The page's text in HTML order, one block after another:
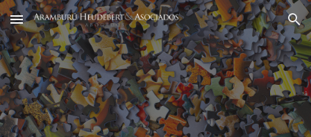
Skip to main content Skip to navigation